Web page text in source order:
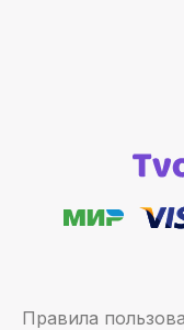
Правила